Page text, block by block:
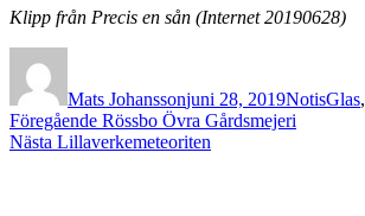
Klipp från Precis en sån (Internet 20190628)
Mats Johanssonjuni 28, 2019NotisGlas,
Inläggsnavigering
Föregående Föregående
inlägg:
Rössbo Övra Gårdsmejeri
Nästa Nästa
Lillaverkemeteoriten